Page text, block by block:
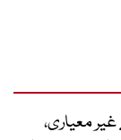
نمونے غیر معیاری،